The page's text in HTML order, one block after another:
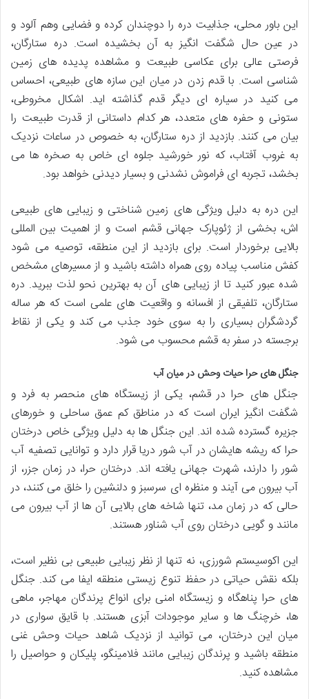
این باور محلی، جذابیت دره را دوچندان کرده و فضایی وهم آلود و
در عین حال شگفت انگیز به آن بخشیده است. دره ستارگان،
فرصتی عالی برای عکاسی طبیعت و مشاهده پدیده های زمین
شناسی است. با قدم زدن در میان این سازه های طبیعی، احساس
می کنید در سیاره ای دیگر قدم گذاشته اید. اشکال مخروطی،
ستونی و حفره های متعدد، هر کدام داستانی از قدرت طبیعت را
بیان می کنند. بازدید از دره ستارگان، به خصوص در ساعات نزدیک
به غروب آفتاب، که نور خورشید جلوه ای خاص به صخره ها می
بخشد، تجربه ای فراموش نشدنی و بسیار دیدنی خواهد بود.
این دره به دلیل ویژگی های زمین شناختی و زیبایی های طبیعی
اش، بخشی از ژئوپارک جهانی قشم است و از اهمیت بین المللی
بالایی برخوردار است. برای بازدید از این منطقه، توصیه می شود
کفش مناسب پیاده روی همراه داشته باشید و از مسیرهای مشخص
شده عبور کنید تا از زیبایی های آن به بهترین نحو لذت ببرید. دره
ستارگان، تلفیقی از افسانه و واقعیت های علمی است که هر ساله
گردشگران بسیاری را به سوی خود جذب می کند و یکی از نقاط
برجسته در سفر به قشم محسوب می شود.
جنگل های حرا حیات وحش در میان آب
جنگل های حرا در قشم، یکی از زیستگاه های منحصر به فرد و
شگفت انگیز ایران است که در مناطق کم عمق ساحلی و خورهای
جزیره گسترده شده اند. این جنگل ها به دلیل ویژگی خاص درختان
حرا که ریشه هایشان در آب شور دریا قرار دارد و توانایی تصفیه آب
شور را دارند، شهرت جهانی یافته اند. درختان حرا، در زمان جزر، از
آب بیرون می آیند و منظره ای سرسبز و دلنشین را خلق می کنند، در
حالی که در زمان مد، تنها شاخه های بالایی آن ها از آب بیرون می
مانند و گویی درختان روی آب شناور هستند.
این اکوسیستم شورزی، نه تنها از نظر زیبایی طبیعی بی نظیر است،
بلکه نقش حیاتی در حفظ تنوع زیستی منطقه ایفا می کند. جنگل
های حرا پناهگاه و زیستگاه امنی برای انواع پرندگان مهاجر، ماهی
ها، خرچنگ ها و سایر موجودات آبزی هستند. با قایق سواری در
میان این درختان، می توانید از نزدیک شاهد حیات وحش غنی
منطقه باشید و پرندگان زیبایی مانند فلامینگو، پلیکان و حواصیل را
مشاهده کنید.